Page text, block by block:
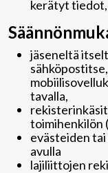
kerätyt
jäseneltä
tavalla,
toimihenkilön
evästeiden
avulla
lajiliittojen